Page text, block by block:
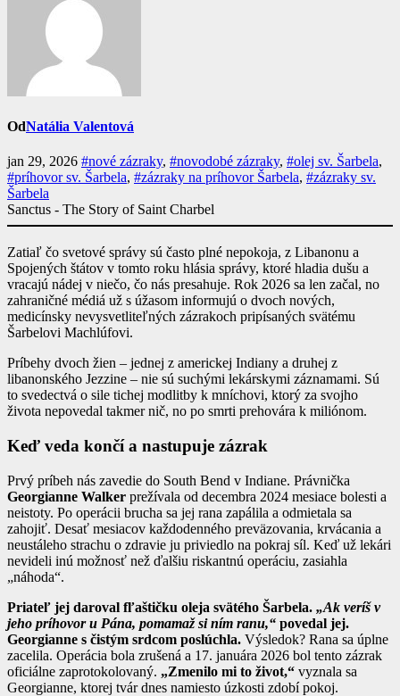
OdNatália Valentová
jan 29, 2026 #nové zázraky, #novodobé zázraky, #olej sv. Šarbela,
#príhovor sv. Šarbela, #zázraky na príhovor Šarbela, #zázraky sv.
Šarbela
Sanctus - The Story of Saint Charbel
Zatiaľ čo svetové správy sú často plné nepokoja, z Libanonu a
Spojených štátov v tomto roku hlásia správy, ktoré hladia dušu a
vracajú nádej v niečo, čo nás presahuje. Rok 2026 sa len začal, no
zahraničné médiá už s úžasom informujú o dvoch nových,
medicínsky nevysvetliteľných zázrakoch pripísaných svätému
Šarbelovi Machlúfovi.
Príbehy dvoch žien – jednej z americkej Indiany a druhej z
libanonského Jezzine – nie sú suchými lekárskymi záznamami. Sú
to svedectvá o sile tichej modlitby k mníchovi, ktorý za svojho
života nepovedal takmer nič, no po smrti prehovára k miliónom.
Keď veda končí a nastupuje zázrak
Prvý príbeh nás zavedie do South Bend v Indiane. Právnička
Georgianne Walker prežívala od decembra 2024 mesiace bolesti a
neistoty. Po operácii brucha sa jej rana zapálila a odmietala sa
zahojiť. Desať mesiacov každodenného preväzovania, krvácania a
neustáleho strachu o zdravie ju priviedlo na pokraj síl. Keď už lekári
nevideli inú možnosť než ďalšiu riskantnú operáciu, zasiahla
„náhoda“.
Priateľ jej daroval fľaštičku oleja svätého Šarbela. „Ak veríš v
jeho príhovor u Pána, pomamaž si ním ranu,“ povedal jej.
Georgianne s čistým srdcom poslúchla. Výsledok? Rana sa úplne
zacelila. Operácia bola zrušená a 17. januára 2026 bol tento zázrak
oficiálne zaprotokolovaný. „Zmenilo mi to život,“ vyznala sa
Georgianne, ktorej tvár dnes namiesto úzkosti zdobí pokoj.